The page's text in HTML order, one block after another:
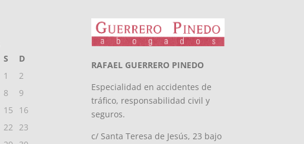
S
D
1
2
8
9
15
16
22
23
RAFAEL GUERRERO PINEDO
Especialidad en accidentes de
tráfico, responsabilidad civil y
seguros.
c/ Santa Teresa de Jesús, 23 bajo